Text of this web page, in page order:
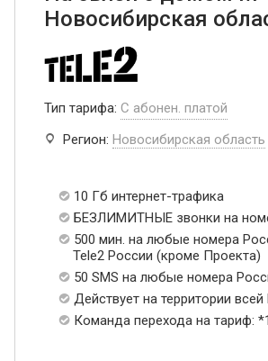
Новосибирская
Тип тарифа: С абонен. платой
Регион: Новосибирская область
10 Гб интернет-трафика
БЕЗЛИМИТНЫЕ звонки на
500 мин. на любые номера
Tele2 России (кроме Проекта)
50 SMS на любые номера
Действует на территории всей
Команда перехода на тариф: